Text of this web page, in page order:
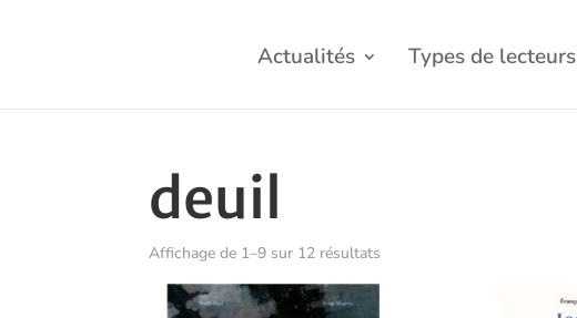
Actualités Types de lecteurs
deuil
Affichage de 1–9 sur 12 résultats